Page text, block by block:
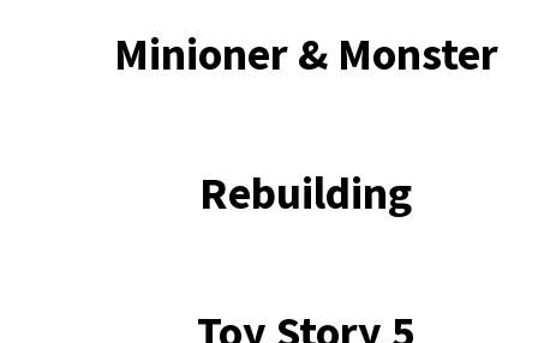
Minioner & Monster
Rebuilding
Toy Story 5